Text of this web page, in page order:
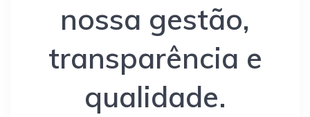
nossa gestão,
transparência e
qualidade.